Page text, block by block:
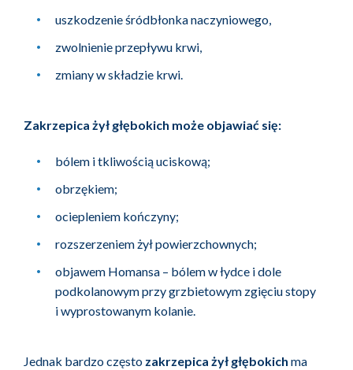
uszkodzenie śródbłonka naczyniowego,
zwolnienie przepływu krwi,
zmiany w składzie krwi.
Zakrzepica żył głębokich może objawiać się:
bólem i tkliwością uciskową;
obrzękiem;
ociepleniem kończyny;
rozszerzeniem żył powierzchownych;
objawem Homansa – bólem w łydce i dole
podkolanowym przy grzbietowym zgięciu stopy
i wyprostowanym kolanie.
Jednak bardzo często zakrzepica żył głębokich ma